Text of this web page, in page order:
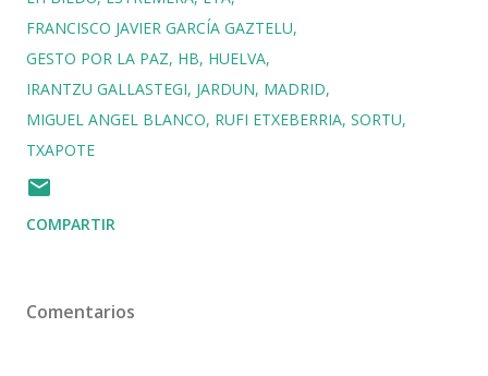
FRANCISCO JAVIER GARCÍA GAZTELU
GESTO POR LA PAZ HB HUELVA
IRANTZU GALLASTEGI JARDUN MADRID
MIGUEL ANGEL BLANCO RUFI ETXEBERRIA SORTU
TXAPOTE
COMPARTIR
Comentarios